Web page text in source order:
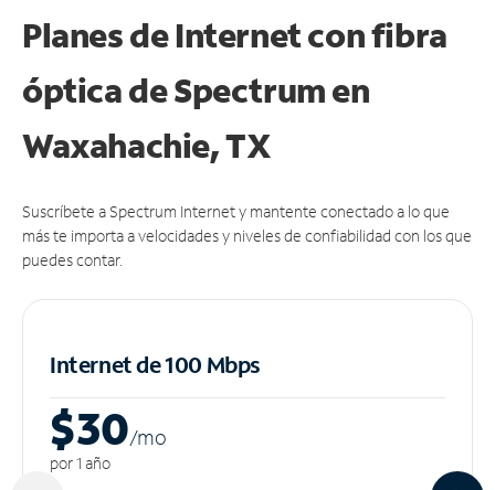
Planes de Internet con fibra
óptica de Spectrum en
Waxahachie, TX
Suscríbete a Spectrum Internet y mantente conectado a lo que
más te importa a velocidades y niveles de confiabilidad con los que
puedes contar.
Internet de 100 Mbps
$30/mo
por 1 año